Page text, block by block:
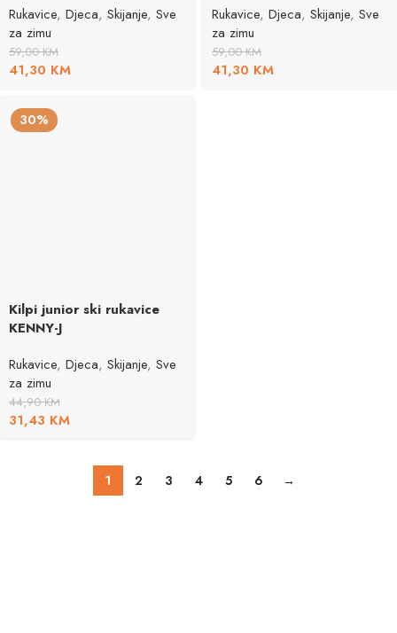
Rukavice, Djeca, Skijanje, Sve
za zimu
59,00KM
41,30 KM
Rukavice, Djeca, Skijanje, Sve
za zimu
59,00KM
41,30 KM
30%
Kilpi junior ski rukavice
KENNY-J
Rukavice, Djeca, Skijanje, Sve
za zimu
44,90KM
31,43 KM
1 2 3 4 5 6 →